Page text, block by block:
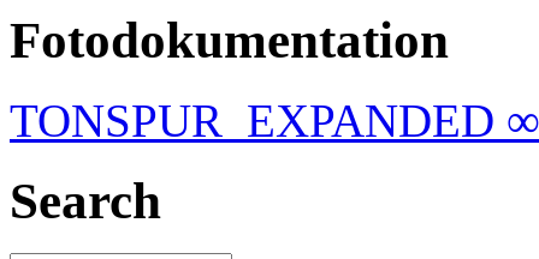
Fotodokumentation
TONSPUR_EXPANDED
Search